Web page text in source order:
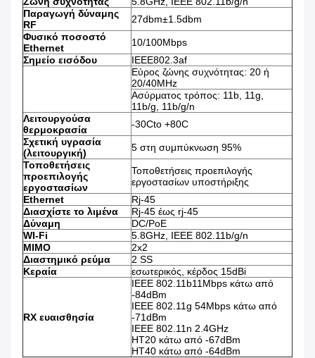
Παραγωγή δύναμης
RF
27dbm±1.5dbm
Φυσικό ποσοστό
Ethernet
10/100Mbps
Σημείο εισόδου
IEEE802.3af
Εύρος ζώνης συχνότητας: 20 ή
20/40MHz
Ασύρματος τρόπος: 11b, 11g,
11b/g, 11b/g/n
Λειτουργούσα
θερμοκρασία
-30Cto +80C
Σχετική υγρασία
(λειτουργική)
5 στη συμπύκνωση 95%
Τοποθετήσεις
προεπιλογής
εργοστασίων
Τοποθετήσεις προεπιλογής
εργοστασίων υποστήριξης
Ethernet
Rj-45
Διασχίστε το λιμένα
Rj-45 έως rj-45
Δύναμη
DC/PoE
WI-Fi
5.8GHz, IEEE 802.11b/g/n
MIMO
2x2
Διαστημικό ρεύμα
2 SS
Κεραία
εσωτερικός, κέρδος 15dBi
RX ευαισθησία
IEEE 802.11b11Mbps κάτω από
-84dBm
IEEE 802.11g 54Mbps κάτω από
-71dBm
IEEE 802.11n 2.4GHz
HT20 κάτω από -67dBm
HT40 κάτω από -64dBm